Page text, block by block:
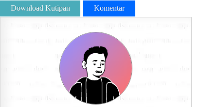
Download Kutipan Komentar